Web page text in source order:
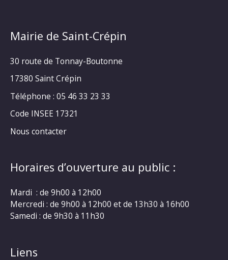
Mairie de Saint-Crépin
30 route de Tonnay-Boutonne
17380 Saint Crépin
Téléphone : 05 46 33 23 33
Code INSEE 17321
Nous contacter
Horaires d’ouverture au public :
Mardi : de 9h00 à 12h00
Mercredi : de 9h00 à 12h00 et de 13h30 à 16h00
Samedi : de 9h30 à 11h30
Liens